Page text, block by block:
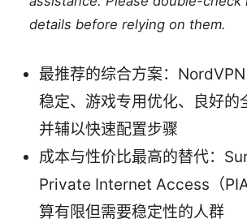
details before relying on them.
最推荐的综合方案：
稳定、游戏专用优化、良好的
并辅以快速配置步骤
成本与性价比最高的替代：
Private Internet Access（
算有限但需要稳定性的人群